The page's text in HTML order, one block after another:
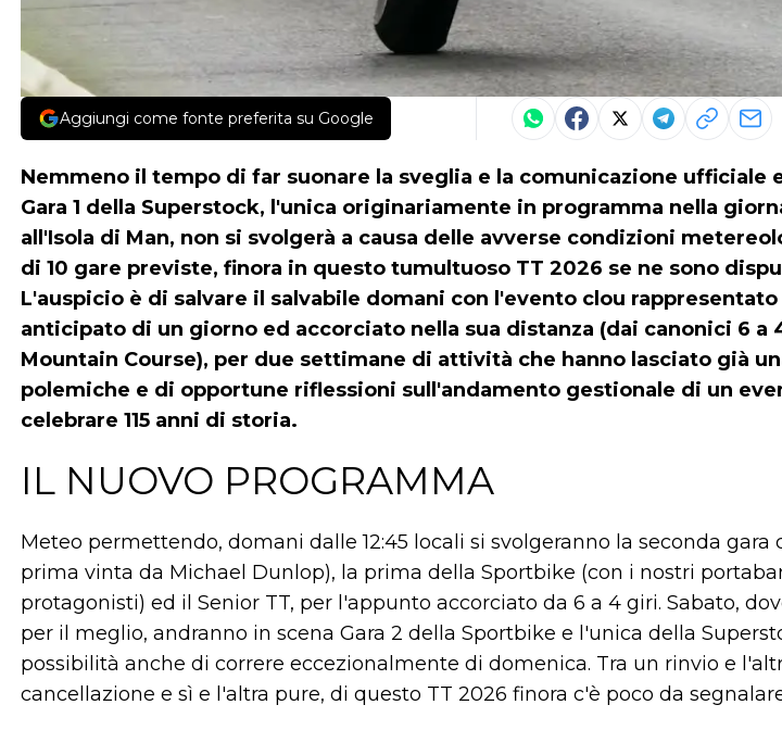
Aggiungi come fonte preferita su Google
Nemmeno il tempo di far suonare la sveglia e la comunicazione ufficiale
Gara 1 della Superstock, l'unica originariamente in programma nella
all'Isola di Man, non si svolgerà a causa delle avverse condizioni
di 10 gare previste, finora in questo tumultuoso TT 2026 se ne sono
L'auspicio è di salvare il salvabile domani con l'evento clou rappresentato
anticipato di un giorno ed accorciato nella sua distanza (dai canonici 6 a
Mountain Course), per due settimane di attività che hanno lasciato già
polemiche e di opportune riflessioni sull'andamento gestionale di un
celebrare 115 anni di storia.
IL NUOVO PROGRAMMA
Meteo permettendo, domani dalle 12:45 locali si svolgeranno la seconda gara
prima vinta da Michael Dunlop), la prima della Sportbike (con i nostri
protagonisti) ed il Senior TT, per l'appunto accorciato da 6 a 4 giri. Sabato,
per il meglio, andranno in scena Gara 2 della Sportbike e l'unica della
possibilità anche di correre eccezionalmente di domenica. Tra un rinvio e
cancellazione e sì e l'altra pure, di questo TT 2026 finora c'è poco da